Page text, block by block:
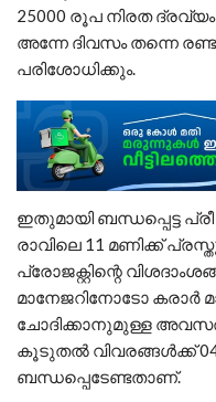
25000 രൂപ നിരത ദ്രവ്യം
അന്നേ ദിവസം തന്നെ
പരിശോധിക്കും.
ഇതുമായി ബന്ധപ്പെട്ട
രാവിലെ 11 മണിക്ക്
പ്രോജക്റ്റിന്റെ
മാനേജറിനോടോ
ചോദിക്കാനുമുള്ള
കൂടുതൽ വിവരങ്ങൾക്ക്
ബന്ധപ്പെടേണ്ടതാണ്.